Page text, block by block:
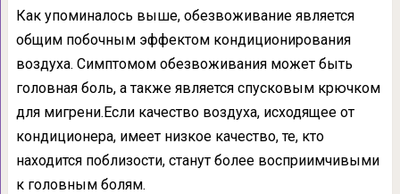
Как упоминалось выше, обезвоживание является
общим побочным эффектом кондиционирования
воздуха. Симптомом обезвоживания может быть
головная боль, а также является спусковым крючком
для мигрени.Если качество воздуха, исходящее от
кондиционера, имеет низкое качество, те, кто
находится поблизости, станут более восприимчивыми
к головным болям.